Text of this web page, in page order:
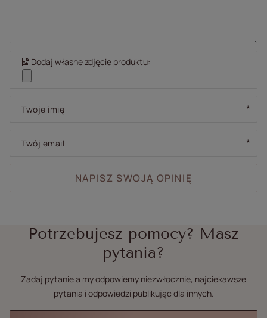
Dodaj własne zdjęcie produktu:
Twoje imię
Twój email
NAPISZ SWOJĄ OPINIĘ
Potrzebujesz pomocy? Masz
pytania?
Zadaj pytanie a my odpowiemy niezwłocznie, najciekawsze
pytania i odpowiedzi publikując dla innych.